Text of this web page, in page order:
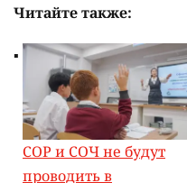
Читайте также:
СОР и СОЧ не будут
проводить в